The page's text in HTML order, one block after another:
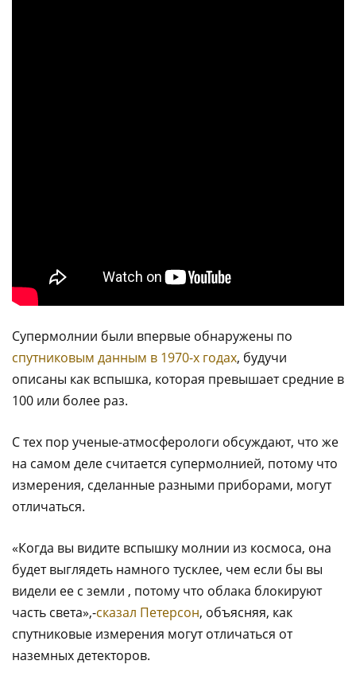
Супермолнии были впервые обнаружены по
спутниковым данным в 1970-х годах, будучи
описаны как вспышка, которая превышает средние в
100 или более раз.
С тех пор ученые-атмосферологи обсуждают, что же
на самом деле считается супермолнией, потому что
измерения, сделанные разными приборами, могут
отличаться.
«Когда вы видите вспышку молнии из космоса, она
будет выглядеть намного тусклее, чем если бы вы
видели ее с земли , потому что облака блокируют
часть света»,-сказал Петерсон, объясняя, как
спутниковые измерения могут отличаться от
наземных детекторов.